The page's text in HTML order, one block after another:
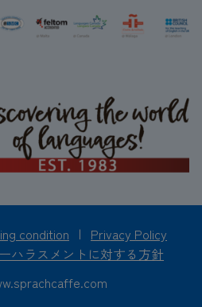
condition | Privacy Policy
ハラスメントに対する方針